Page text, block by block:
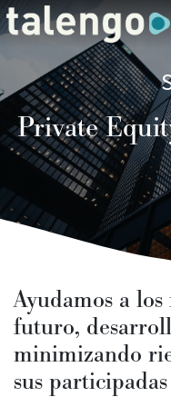
Private
Ayudamos a
futuro,
minimizando
sus participadas